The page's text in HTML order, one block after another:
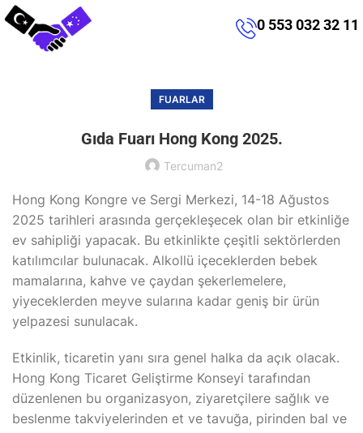
0 553 032 32 11
FUARLAR
Gıda Fuarı Hong Kong 2025.
Tercuman2
Hong Kong Kongre ve Sergi Merkezi, 14-18 Ağustos
2025 tarihleri arasında gerçekleşecek olan bir etkinliğe
ev sahipliği yapacak. Bu etkinlikte çeşitli sektörlerden
katılımcılar bulunacak. Alkollü içeceklerden bebek
mamalarına, kahve ve çaydan şekerlemelere,
yiyeceklerden meyve sularına kadar geniş bir ürün
yelpazesi sunulacak.
Etkinlik, ticaretin yanı sıra genel halka da açık olacak.
Hong Kong Ticaret Geliştirme Konseyi tarafından
düzenlenen bu organizasyon, ziyaretçilere sağlık ve
beslenme takviyelerinden et ve tavuğa, pirinden bal ve